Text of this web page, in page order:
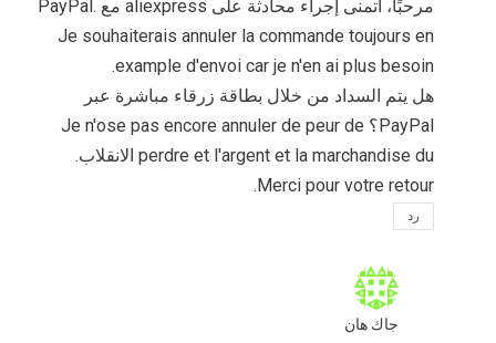
مرحبًا، أتمنى إجراء محادثة على aliexpress مع PayPal.
Je souhaiterais annuler la commande toujours en
example d'envoi car je n'en ai plus besoin.
هل يتم السداد من خلال بطاقة زرقاء مباشرة عبر
PayPal؟ Je n'ose pas encore annuler de peur de
perdre et l'argent et la marchandise du الانقلاب.
Merci pour votre retour.
رد
جاك هان